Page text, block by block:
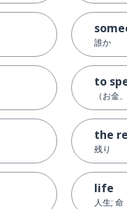
誰か
to
（お金
the
残り
life
人生; 命